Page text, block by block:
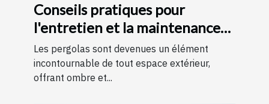
Conseils pratiques pour
l'entretien et la maintenance
des pergolas
Les pergolas sont devenues un élément
incontournable de tout espace extérieur,
offrant ombre et...